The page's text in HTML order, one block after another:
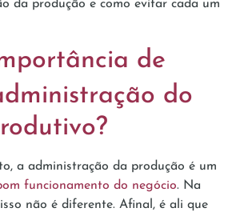
da produção e como evitar cada um
de
do
a administração da produção é um
funcionamento do negócio. Na
não é diferente. Afinal, é ali que